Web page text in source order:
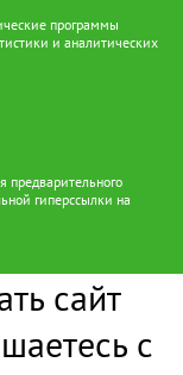
программы
и аналитических
предварительного
гиперссылки на
сайт
с